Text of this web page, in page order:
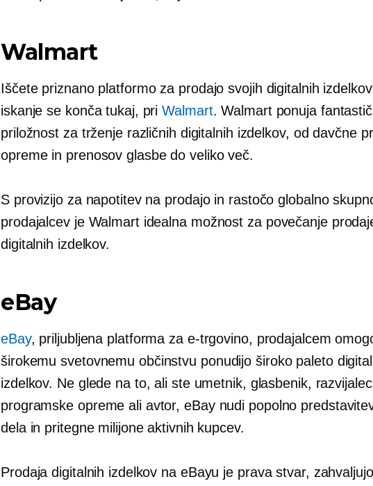
Walmart
Iščete priznano platformo za prodajo svojih digitalnih
iskanje se konča tukaj, priWalmart. Walmart ponuja
priložnost za trženje različnih digitalnih izdelkov, od davčne
opreme in prenosov glasbe do veliko več.
S provizijo za napotitev na prodajo in rastočo globalno
prodajalcev je Walmart idealna možnost za povečanje
digitalnih izdelkov.
eBay
eBay, priljubljena platforma za e-trgovino, prodajalcem
širokemu svetovnemu občinstvu ponudijo široko paleto
izdelkov. Ne glede na to, ali ste umetnik, glasbenik, razvijalec
programske opreme ali avtor, eBay nudi popolno
dela in pritegne milijone aktivnih kupcev.
Prodaja digitalnih izdelkov na eBayu je prava stvar,